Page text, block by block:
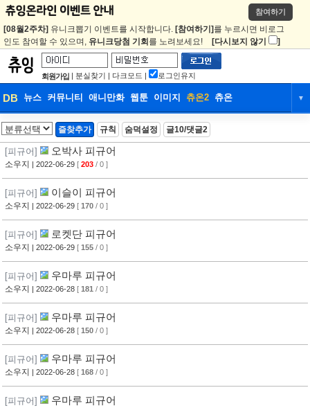
참여하기
[08월2주차] 유니크뽑기 이벤트를 시작합니다. [참여하기] 를 누르시면 비로그
인도 참여할 수 있으며, 유니크당첨 기회 를 노려보세요! [다시보지 않기 ]
회원가입 | 분실찾기 | 다크모드 | 로그인유지
DB 뉴스 커뮤니티 애니만화 웹툰 이미지 츄온2 츄온 ▼
DB 뉴스 커뮤니티
웹툰 이미지
즐찾추가 규칙 숨덕설정 글10/댓글2
[피규어] 오박사 피규어
소우지 | 2022-06-29 [ 203 / 0 ]
[피규어] 이슬이 피규어
소우지 | 2022-06-29 [ 170 / 0 ]
[피규어] 로켓단 피규어
소우지 | 2022-06-29 [ 155 / 0 ]
[피규어] 우마루 피규어
소우지 | 2022-06-28 [ 181 / 0 ]
[피규어] 우마루 피규어
소우지 | 2022-06-28 [ 150 / 0 ]
[피규어] 우마루 피규어
소우지 | 2022-06-28 [ 168 / 0 ]
[피규어] 우마루 피규어